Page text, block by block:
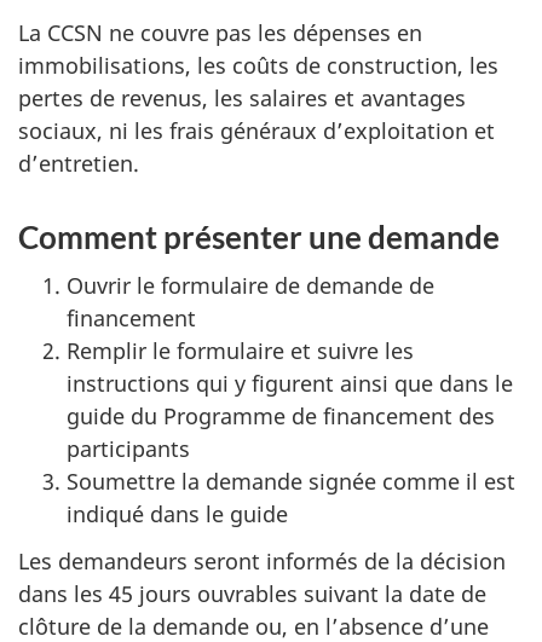
La CCSN ne couvre pas les dépenses en
immobilisations, les coûts de construction, les
pertes de revenus, les salaires et avantages
sociaux, ni les frais généraux d’exploitation et
d’entretien.
Comment présenter une demande
Ouvrir le formulaire de demande de
financement
Remplir le formulaire et suivre les
instructions qui y figurent ainsi que dans le
guide du Programme de financement des
participants
Soumettre la demande signée comme il est
indiqué dans le guide
Les demandeurs seront informés de la décision
dans les 45 jours ouvrables suivant la date de
clôture de la demande ou, en l’absence d’une